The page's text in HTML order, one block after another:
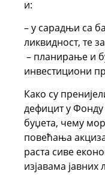
и:
– у сарадњи са
ликвидност,
– планирање и
инвестициони
Како су
дефицит у
буџета, чему
повећања
раста сиве
изјавама